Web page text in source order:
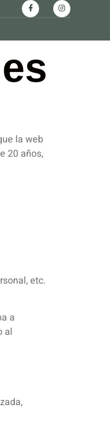
la web
20 años,
etc.
a
al